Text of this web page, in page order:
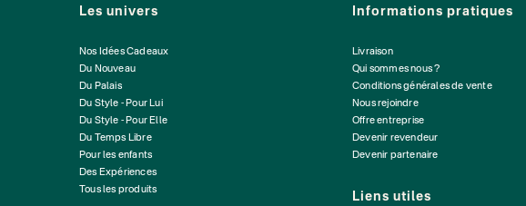
Les univers
Nos Idées Cadeaux
Du Nouveau
Du Palais
Du Style - Pour Lui
Du Style - Pour Elle
Du Temps Libre
Pour les enfants
Des Expériences
Tous les produits
Informations pratiques
Livraison
Qui sommes nous ?
Conditions générales de vente
Nous rejoindre
Offre entreprise
Devenir revendeur
Devenir partenaire
Liens utiles